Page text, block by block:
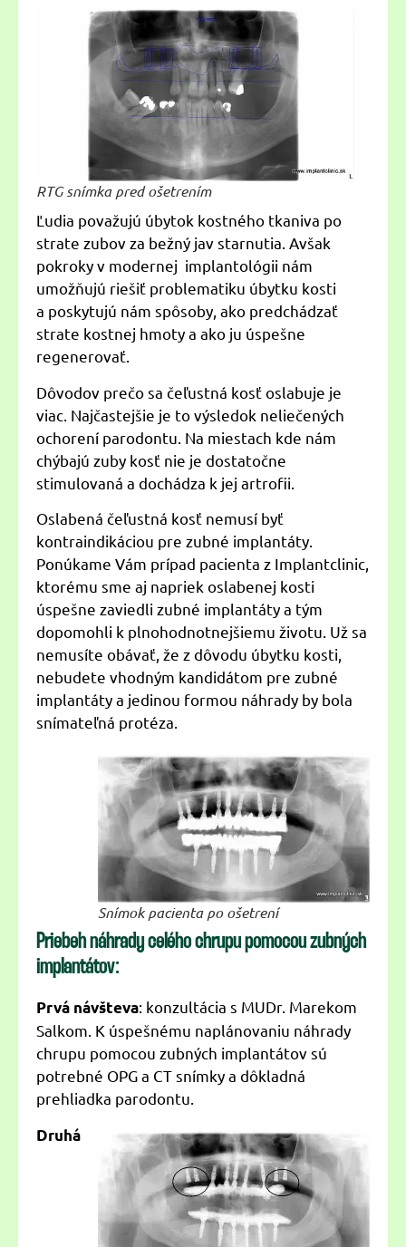
RTG snímka pred ošetrením
Ľudia považujú úbytok kostného tkaniva po
strate zubov za bežný jav starnutia. Avšak
pokroky v modernej implantológii nám
umožňujú riešiť problematiku úbytku kosti
a poskytujú nám spôsoby, ako predchádzať
strate kostnej hmoty a ako ju úspešne
regenerovať.
Dôvodov prečo sa čeľustná kosť oslabuje je
viac. Najčastejšie je to výsledok neliečených
ochorení parodontu. Na miestach kde nám
chýbajú zuby kosť nie je dostatočne
stimulovaná a dochádza k jej artrofii.
Oslabená čeľustná kosť nemusí byť
kontraindikáciou pre zubné implantáty.
Ponúkame Vám prípad pacienta z Implantclinic,
ktorému sme aj napriek oslabenej kosti
úspešne zaviedli zubné implantáty a tým
dopomohli k plnohodnotnejšiemu životu. Už sa
nemusíte obávať, že z dôvodu úbytku kosti,
nebudete vhodným kandidátom pre zubné
implantáty a jedinou formou náhrady by bola
snímateľná protéza.
Snímok pacienta po ošetrení
Priebeh náhrady celého chrupu pomocou zubných
implantátov:
Prvá návšteva: konzultácia s MUDr. Marekom
Salkom. K úspešnému naplánovaniu náhrady
chrupu pomocou zubných implantátov sú
potrebné OPG a CT snímky a dôkladná
prehliadka parodontu.
Druhá